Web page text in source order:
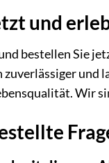
und
bestellen Sie
zuverlässiger und
Wir